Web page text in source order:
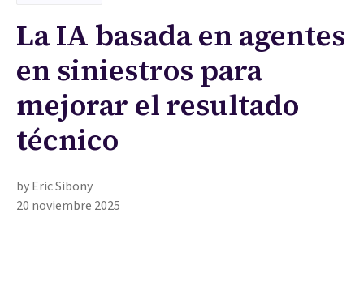
La IA basada en agentes
en siniestros para
mejorar el resultado
técnico
by Eric Sibony
20 noviembre 2025